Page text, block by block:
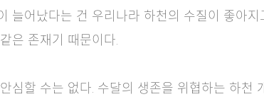
늘어났다는 건 우리나라 하천의 수질이 좋아
은 존재기 때문이다.
심할 수는 없다. 수달의 생존을 위협하는 하천